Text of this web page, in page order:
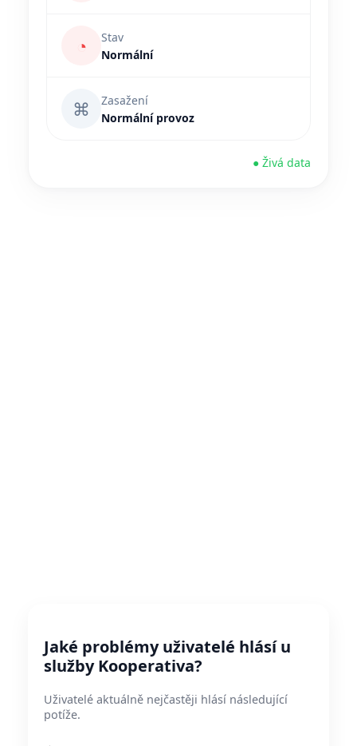
◔
Stav
Normální
⌘
Zasažení
Normální provoz
● Živá data
Jaké problémy uživatelé hlásí u
služby Kooperativa?
Uživatelé aktuálně nejčastěji hlásí následující
potíže.